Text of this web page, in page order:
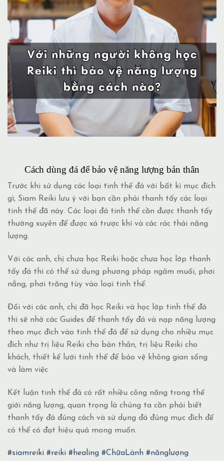
Cách dùng đá để bảo vệ năng lượng bản thân
Trước khi sử dụng các loại tinh thể đá với bất kì mục đích
gì, Siam Reiki lưu ý với bạn cần phải thanh tẩy các loại
tinh thế đã này. Các loại đá tinh thể cần được thanh tẩy
thường xuyên để được xả trược khí và các rác thải năng
lượng.
Với các anh, chị chưa học Reiki hoặc chưa học lớp thanh
tẩy đá thì có thể sử dụng phương pháp ngâm muối, phơi
nắng, phơi trăng tùy vào loại tinh thể.
Đối với các anh, chị đã học Reiki và học lớp tinh thể đá
thì sẽ nhờ các Guides để thanh tẩy đá và nạp năng lượng
theo mục đích vào tinh thể đá để sử dụng cho nhiều mục
đích như trị liệu Reiki cho bản thân, trị liệu Reiki cho
khách, thiết kế lưới tinh thể để bảo vệ không gian sống
và làm việc
Kết luận tinh thể đá có rất nhiều công năng trong thế
giới năng lượng, quan trọng là chúng ta cần phải biết
thanh tẩy đá đúng cách và sử dụng đá đúng mục đích để
có thể có đạt hiệu quả mong muốn.
#siamreiki #reiki #healing #ChữaLành #nănglượng